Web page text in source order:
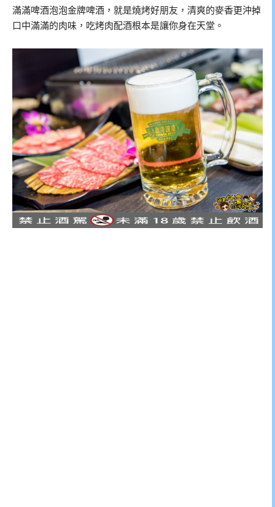
滿滿啤酒泡泡金牌啤酒，就是燒烤好朋友，清爽的麥香更沖掉
口中滿滿的肉味，吃烤肉配酒根本是讓你身在天堂。